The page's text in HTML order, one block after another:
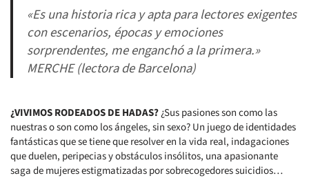
«Es una historia rica y apta para lectores exigentes
con escenarios, épocas y emociones
sorprendentes, me enganchó a la primera.»
MERCHE (lectora de Barcelona)
¿VIVIMOS RODEADOS DE HADAS?¿Sus pasiones son como las
nuestras o son como los ángeles, sin sexo? Un juego de identidades
fantásticas que se tiene que resolver en la vida real, indagaciones
que duelen, peripecias y obstáculos insólitos, una apasionante
saga de mujeres estigmatizadas por sobrecogedores suicidios…